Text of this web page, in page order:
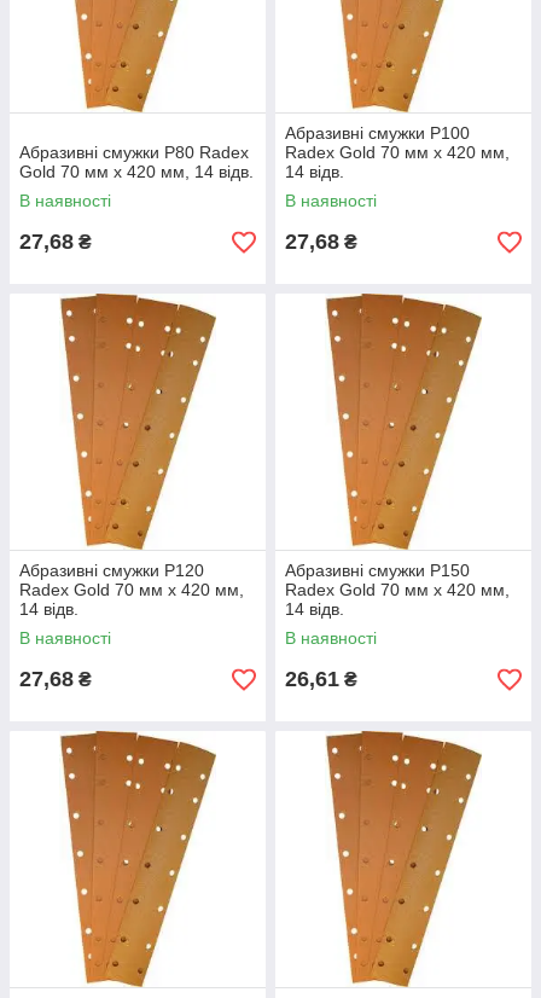
Смуги з кріпленням на липучці 70мм х 127мм 8 отворів
Градація Р60-Р500
Латексна Основа папір щільності «З»
Мінерал Оксид Алюмінію Покриття
Абразивні смужки Р80 Radex
Gold 70 мм х 420 мм, 14 відв.
В наявності
27,68 ₴
Абразивні смужки Р100
Radex Gold 70 мм х 420 мм,
14 відв.
В наявності
27,68 ₴
Абразивні смужки Р120
Radex Gold 70 мм х 420 мм,
14 відв.
В наявності
27,68 ₴
Абразивні смужки Р150
Radex Gold 70 мм х 420 мм,
14 відв.
В наявності
26,61 ₴